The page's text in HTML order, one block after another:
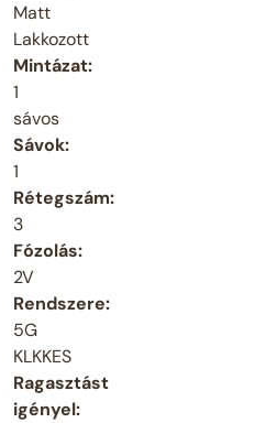
Matt
Lakkozott
Mintázat:
1
sávos
Sávok:
1
Rétegszám:
3
Fózolás:
2V
Rendszere:
5G
KLKKES
Ragasztást
igényel: